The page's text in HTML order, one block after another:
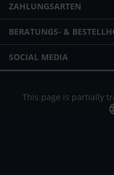
ZAHLUNGSARTEN
BERATUNGS- &
SOCIAL MEDIA
This page is partially